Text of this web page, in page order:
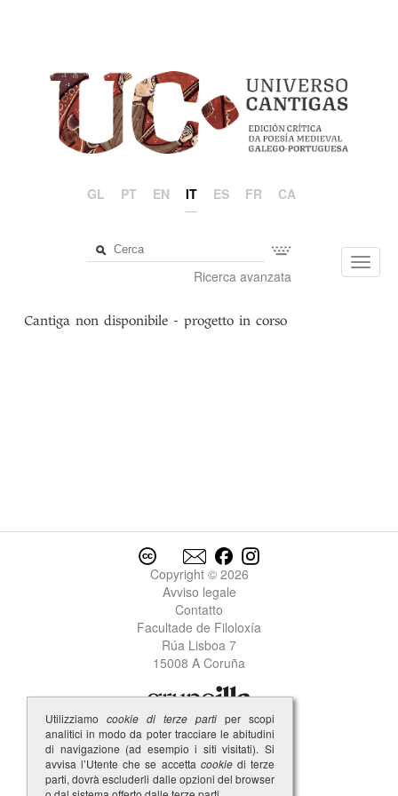
GL PT EN IT ES FR CA
Ricerca avanzata
Cantiga non disponibile - progetto in corso
Copyright © 2026
Avviso legale
Contatto
Facultade de Filoloxía
Rúa Lisboa 7
15008 A Coruña
Utilizziamo cookie di terze parti per scopi
analitici in modo da poter tracciare le abitudini
di navigazione (ad esempio i siti visitati). Si
avvisa l’Utente che se accetta cookiedi terze
parti, dovrà escluderli dalle opzioni del browser